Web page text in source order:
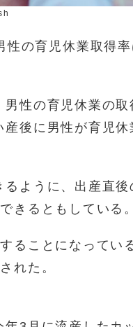
性の育児休業取得
性の育児休業の
後に男性が育児
ように、出産直
きるともしている。
ることになってい
れた。